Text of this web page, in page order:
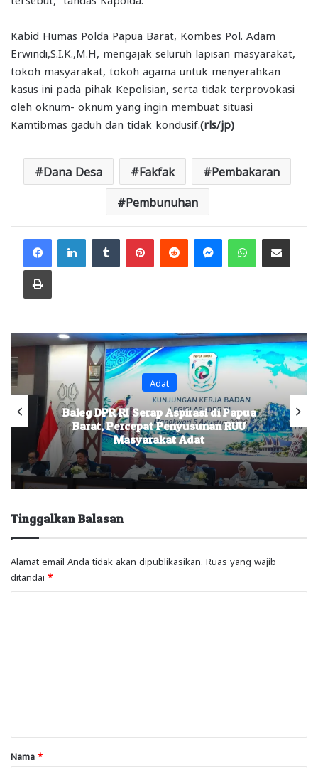
Kabid Humas Polda Papua Barat, Kombes Pol. Adam
Erwindi,S.I.K.,M.H, mengajak seluruh lapisan masyarakat,
tokoh masyarakat, tokoh agama untuk menyerahkan
kasus ini pada pihak Kepolisian, serta tidak terprovokasi
oleh oknum- oknum yang ingin membuat situasi
Kamtibmas gaduh dan tidak kondusif.(rls/jp)
Dana Desa Fakfak Pembakaran
Pembunuhan
FacebookLinkedInTumblr PinterestReddit MessengerWhatsAppShare via Email
Print
Adat
Baleg DPR RI Serap Aspirasi di Papua
Barat, Percepat Penyusunan RUU
Masyarakat Adat
Tinggalkan Balasan
Alamat email Anda tidak akan dipublikasikan. Ruas yang wajib
ditandai *
rNama *